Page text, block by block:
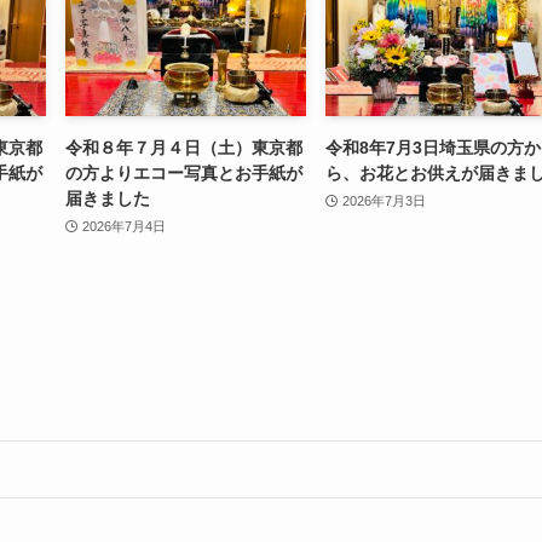
京都
紙が
令和８年７月４日（土）東京都
の方よりエコー写真とお手紙が
届きました
2026年7月4日
令和8年7月3日埼玉県の方か
ら、お花とお供えが届きま
2026年7月3日